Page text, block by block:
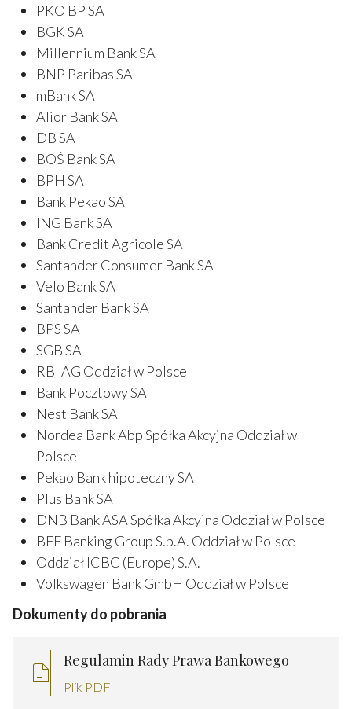
PKO BP SA
BGK SA
Millennium Bank SA
BNP Paribas SA
mBank SA
Alior Bank SA
DB SA
BOŚ Bank SA
BPH SA
Bank Pekao SA
ING Bank SA
Bank Credit Agricole SA
Santander Consumer Bank SA
Velo Bank SA
Santander Bank SA
BPS SA
SGB SA
RBI AG Oddział w Polsce
Bank Pocztowy SA
Nest Bank SA
Nordea Bank Abp Spółka Akcyjna Oddział w
Polsce
Pekao Bank hipoteczny SA
Plus Bank SA
DNB Bank ASA Spółka Akcyjna Oddział w Polsce
BFF Banking Group S.p.A. Oddział w Polsce
Oddział ICBC (Europe) S.A.
Volkswagen Bank GmbH Oddział w Polsce
Dokumenty do pobrania
Regulamin Rady Prawa Bankowego
Plik PDF